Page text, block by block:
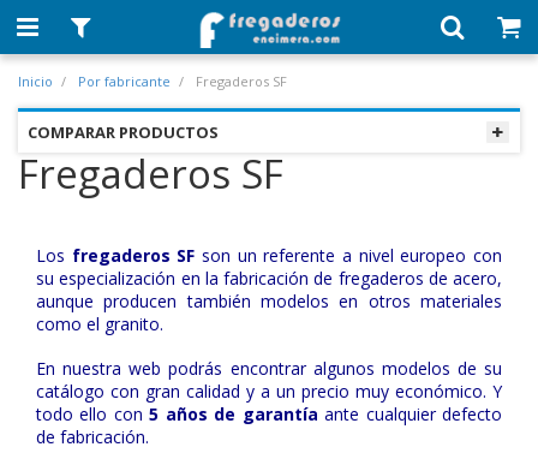
Inicio Por fabricante Fregaderos SF
COMPARAR PRODUCTOS
Fregaderos SF
Los fregaderos SF son un referente a nivel europeo con
su especialización en la fabricación de fregaderos de acero,
aunque producen también modelos en otros materiales
como el granito.
En nuestra web podrás encontrar algunos modelos de su
catálogo con gran calidad y a un precio muy económico. Y
todo ello con5 años de garantía ante cualquier defecto
de fabricación.